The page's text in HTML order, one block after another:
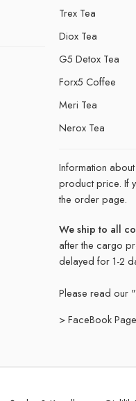
Trex Tea
Diox Tea
G5 Detox Tea
Forx5 Coffee
Meri Tea
Nerox Tea
Information
product price. If
the order page.
We ship to all
after the cargo
delayed for 1-2
Please read our "
> FaceBook Page